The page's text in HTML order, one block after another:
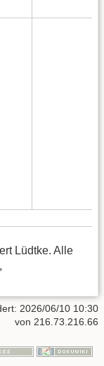
Lüdtke. Alle
2026/06/10 10:30
von 216.73.216.66